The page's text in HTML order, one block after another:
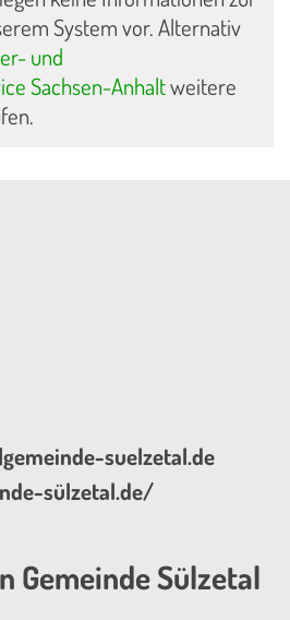
System vor. Alternativ
und
Sachsen-Anhaltweitere
suelzetal.de
sülzetal.de/
Gemeinde Sülzetal